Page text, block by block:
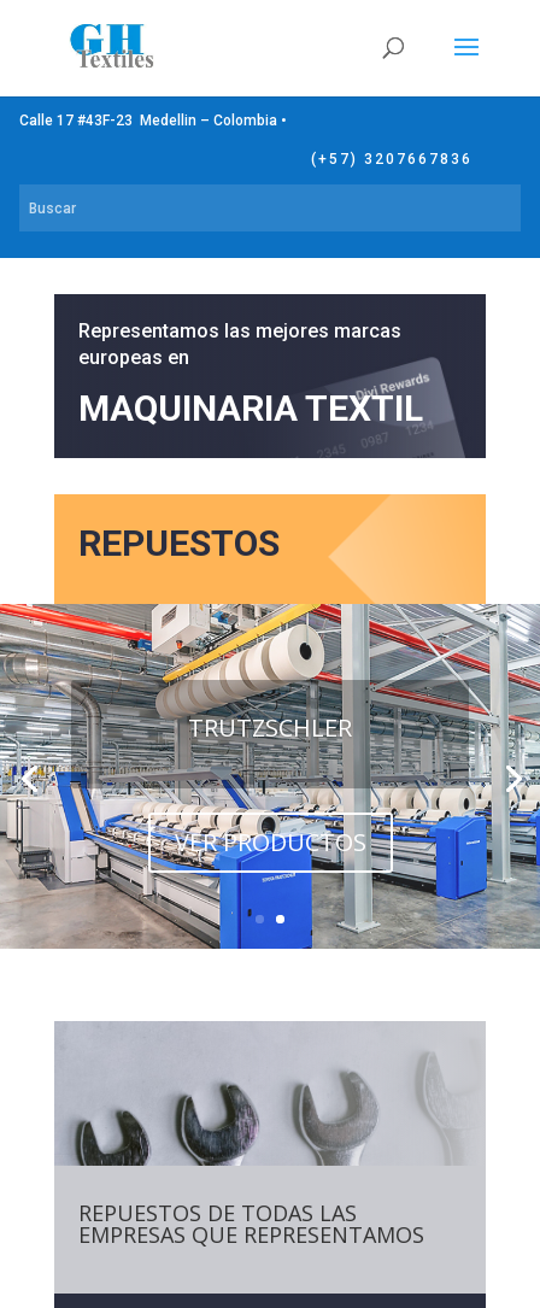
Calle 17 #43F-23 Medellin – Colombia •
(+57) 3207667836
Representamos las mejores marcas
europeas en
MAQUINARIA TEXTIL
REPUESTOS
TRUTZSCHLER
VER PRODUCTOS
REPUESTOS DE TODAS LAS
EMPRESAS QUE REPRESENTAMOS